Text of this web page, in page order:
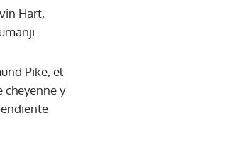
Hart,
Pike, el
cheyenne y